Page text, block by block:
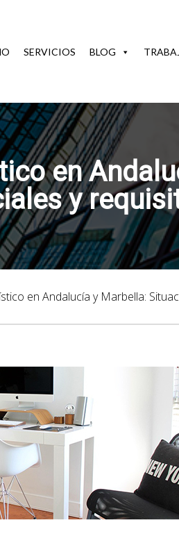
SERVICIOS BLOG
en
y
en Andalucía y Marbella: